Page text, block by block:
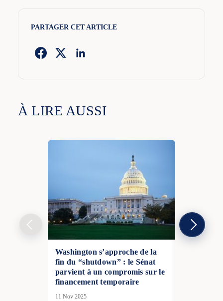
PARTAGER CET ARTICLE
À LIRE AUSSI
Washington s’approche de la
fin du “shutdown” : le Sénat
parvient à un compromis sur le
financement temporaire
11 Nov 2025